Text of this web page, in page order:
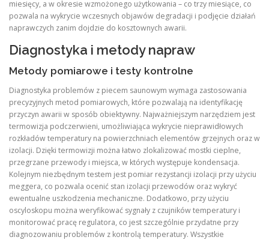
miesięcy, a w okresie wzmożonego użytkowania – co trzy miesiące, co
pozwala na wykrycie wczesnych objawów degradacji i podjęcie działań
naprawczych zanim dojdzie do kosztownych awarii.
Diagnostyka i metody napraw
Metody pomiarowe i testy kontrolne
Diagnostyka problemów z piecem saunowym wymaga zastosowania
precyzyjnych metod pomiarowych, które pozwalają na identyfikację
przyczyn awarii w sposób obiektywny. Najważniejszym narzędziem jest
termowizja podczerwieni, umożliwiająca wykrycie nieprawidłowych
rozkładów temperatury na powierzchniach elementów grzejnych oraz w
izolacji. Dzięki termowizji można łatwo zlokalizować mostki cieplne,
przegrzane przewody i miejsca, w których występuje kondensacja.
Kolejnym niezbędnym testem jest pomiar rezystancji izolacji przy użyciu
meggera, co pozwala ocenić stan izolacji przewodów oraz wykryć
ewentualne uszkodzenia mechaniczne. Dodatkowo, przy użyciu
oscyloskopu można weryfikować sygnały z czujników temperatury i
monitorować pracę regulatora, co jest szczególnie przydatne przy
diagnozowaniu problemów z kontrolą temperatury. Wszystkie